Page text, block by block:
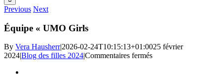
Previous Next
Équipe « UMO Girls
By Vera Hausherr|2026-02-24T10:15:13+01:0025 février
2024|Blog des filles 2024|Commentaires ferméssur